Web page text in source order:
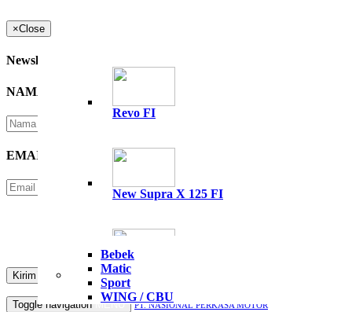
×Close
Newsletter
NAMA
EMAIL
Please Enter Security Code
Toggle navigation MENU PT. NASIONAL PERKASA MOTOR
Revo FI
New Supra X 125 FI
All New Supra GTR 15
Bebek
Matic
Sport
WING / CBU